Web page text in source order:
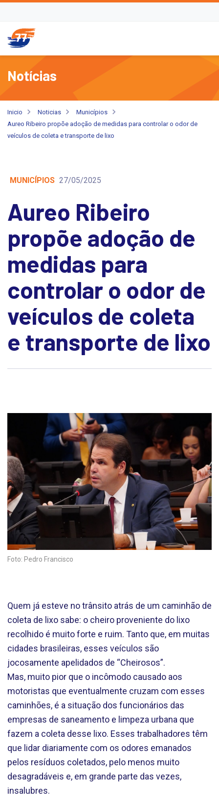
Notícias
Inicio Noticias
Municípios
Aureo Ribeiro propõe adoção de medidas para controlar o odor de
veículos de coleta e transporte de lixo
MUNICÍPIOS 27/05/2025
Aureo Ribeiro
propõe adoção de
medidas para
controlar o odor de
veículos de coleta
e transporte de lixo
Foto: Pedro Francisco
Quem já esteve no trânsito atrás de um caminhão de
coleta de lixo sabe: o cheiro proveniente do lixo
recolhido é muito forte e ruim. Tanto que, em muitas
cidades brasileiras, esses veículos são
jocosamente apelidados de “Cheirosos”.
Mas, muito pior que o incômodo causado aos
motoristas que eventualmente cruzam com esses
caminhões, é a situação dos funcionários das
empresas de saneamento e limpeza urbana que
fazem a coleta desse lixo. Esses trabalhadores têm
que lidar diariamente com os odores emanados
pelos resíduos coletados, pelo menos muito
desagradáveis e, em grande parte das vezes,
insalubres.